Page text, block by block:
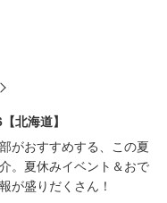
北海道】
がおすすめする、この夏
。夏休みイベント＆おで
が盛りだくさん！